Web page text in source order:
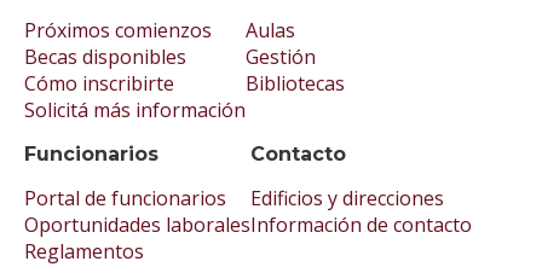
Próximos comienzos
Becas disponibles
Cómo inscribirte
Solicitá más información
Aulas
Gestión
Bibliotecas
Funcionarios
Portal de funcionarios
Oportunidades laborales
Reglamentos
Contacto
Edificios y direcciones
Información de contacto